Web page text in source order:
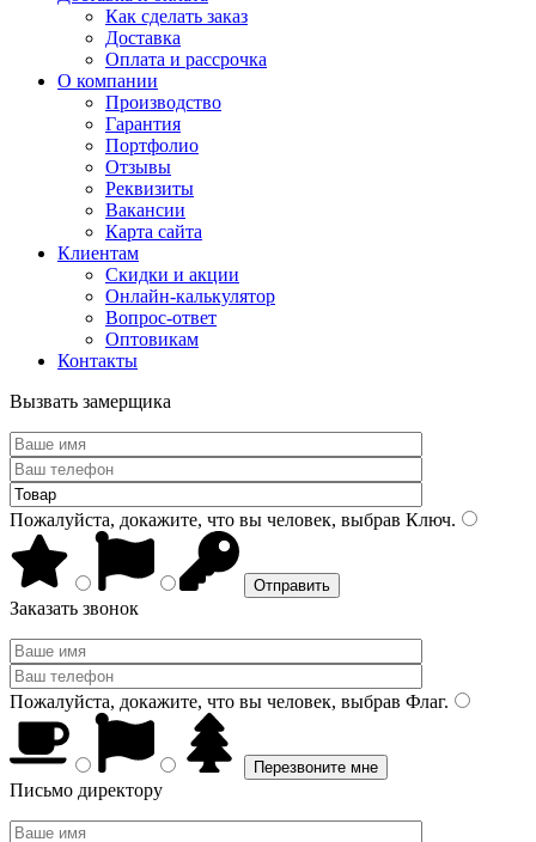
Как сделать заказ
Доставка
Оплата и рассрочка
О компании
Производство
Гарантия
Портфолио
Отзывы
Реквизиты
Вакансии
Карта сайта
Клиентам
Скидки и акции
Онлайн-калькулятор
Вопрос-ответ
Оптовикам
Контакты
Вызвать замерщика
Пожалуйста, докажите, что вы человек, выбрав Ключ.
Заказать звонок
Пожалуйста, докажите, что вы человек, выбрав Флаг.
Письмо директору